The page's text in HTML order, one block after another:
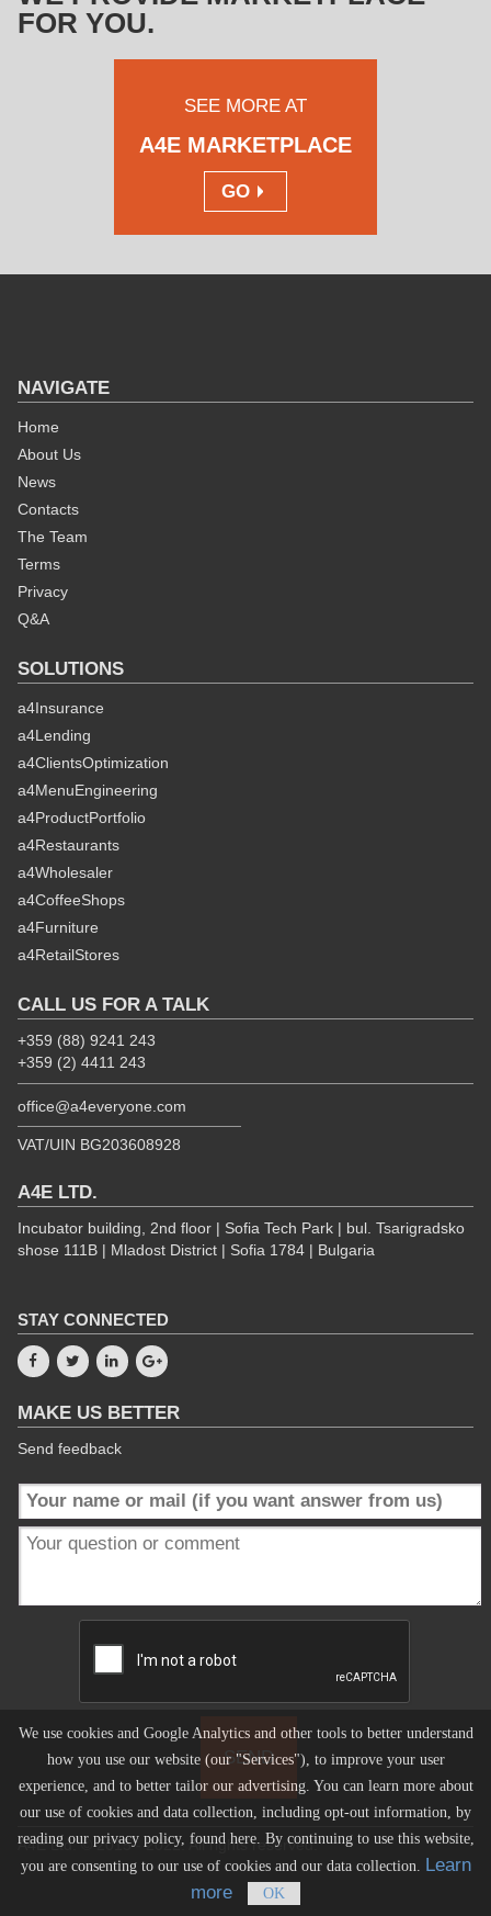
FOR YOU.
SEE MORE AT
A4E MARKETPLACE
GO
NAVIGATE
Home
About Us
News
Contacts
The Team
Terms
Privacy
Q&A
SOLUTIONS
a4Insurance
a4Lending
a4ClientsOptimization
a4MenuEngineering
a4ProductPortfolio
a4Restaurants
a4Wholesaler
a4CoffeeShops
a4Furniture
a4RetailStores
CALL US FOR A TALK
+359 (88) 9241 243
+359 (2) 4411 243
office@a4everyone.com
VAT/UIN BG203608928
A4E LTD.
Incubator building, 2nd floor | Sofia Tech Park | bul. Tsarigradsko
shose 111B | Mladost District | Sofia 1784 | Bulgaria
STAY CONNECTED
MAKE US BETTER
Send feedback
A4E Ltd. © 2015 - 2022. All rights reserved.
We use cookies and Google Analytics and other tools to better understand
how you use our website (our "Services"), to improve your user
experience, and to better tailor our advertising. You can learn more about
our use of cookies and data collection, including opt-out information, by
reading our privacy policy, found here. By continuing to use this website,
you are consenting to our use of cookies and our data collection. Learn
more
OK